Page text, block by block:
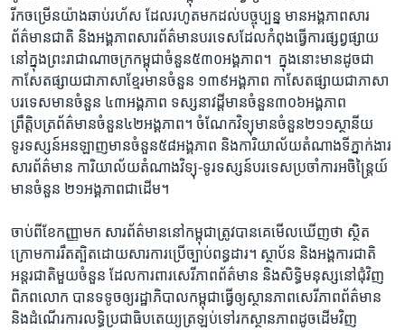
រីកចម្រើន​យ៉ាង​ឆាប់​រហ័ស​ ដែល​រហូត​មក​ដល់​បច្ចុប្បន្ន​ មាន​អង្គភាព​សារ
ព័ត៌មាន​ជាតិ​ និង​អង្គភាព​សារព័ត៌មាន​បរទេស​ដែល​កំពុង​ធ្វើការ​ផ្សព្វផ្សាយ​
នៅ​ក្នុង​ព្រះរាជាណាចក្រ​កម្ពុជា​ចំនួន​៥៣០​អង្គភាព។ ​ ក្នុង​នោះ​មាន​ដូចជា​
កាសែត​ផ្សាយ​ជា​ភាសា​ខ្មែរ​មាន​ចំនួន​ ១៣៩​អង្គភាព​ កាសែត​ផ្សាយ​ជា​ភាសា​
បរទេស​មាន​ចំនួន​ ៤៣​អង្គភាព​ ទស្សនាវដ្ដី​មាន​ចំនួន​៣០៦​អង្គភាព​
ព្រឹត្តិបត្រ​ព័ត៌មាន​ចំនួន​៤២​អង្គភាព។ ចំណែក​វិទ្យុ​មាន​ចំនួន​២១១​ស្ថានីយ ​
ទូរទស្សន៍​អនឡាញ​មាន​ចំនួន​៥៨​អង្គភាព​ និង​ការិយាល័យ​តំណាង​ទីភ្នាក់ងារ​
សារព័ត៌មាន​ ការិយាល័យ​តំណាង​វិទ្យុ-ទូរទស្សន៍​បរទេស​ប្រចាំ​ការ​អចិន្ត្រៃយ៍​
មាន​ចំនួន​ ២១​អង្គភាព​ជាដើម។​
ចាប់​ពី​ខែ​កញ្ញា​មក​ សារ​ព័ត៌មាន​នៅ​កម្ពុជា​ត្រូវ​បាន​គេ​មើល​ឃើញ​ថា​ ​ស្ថិត​
ក្រោម​ការ​រឹតត្បិត​ដោយ​សារ​ការ​ប្រើ​ច្បាប់​ពន្ធដារ។ ​ស្ថាប័ន​ ​និង​អង្គការ​ជាតិ​ ​
អន្តរជាតិ​មួយ​ចំនួន​ ​ដែល​ការពារ​សេរីភាព​ព័ត៌មាន​ ​និង​សិទ្ធិ​មនុស្ស​នៅ​ជុំវិញ​
ពិភព​លោក​ ​បាន​ទទូច​ឲ្យ​រដ្ឋាភិបាល​កម្ពុជា​ធ្វើ​ឲ្យ​ស្ថានភាព​សេរីភាព​ព័ត៌មាន​ ​
និង​ដំណើរ​ការ​លទ្ធិ​ប្រជាធិបតេយ្យ​ត្រឡប់​ទៅ​រក​ស្ថានភាព​ដូច​ដើម​វិញ​ ​